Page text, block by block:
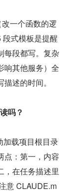
一个函数的逻
式模板是提醒
每段都写。复杂
响其他服务）全
述的时间。
吗？
加载项目根目录
点：第一，内容
，在任务描述里
意 CLAUDE.m